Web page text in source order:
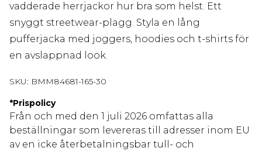
vadderade herrjackor hur bra som helst. Ett
snyggt streetwear-plagg. Styla en lång
pufferjacka med joggers, hoodies och t-shirts för
en avslappnad look.
SKU: BMM84681-165-30
*Prispolicy
Från och med den 1 juli 2026 omfattas alla
beställningar som levereras till adresser inom EU
av en icke återbetalningsbar tull- och